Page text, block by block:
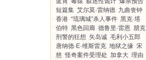
短篇集 艾尔莫·雷纳德 九曲丧钟
香港 “琉璃城”杀人事件 黑克·塔
伯特 黑色回廊 德鲁里·雷恩 朋克
刑警的狂想 矢岛诚 毛利小五郎
唐纳德·E·维斯雷克 地狱之缘 宋
慈 怪奇案件受理处 加拿大 理由